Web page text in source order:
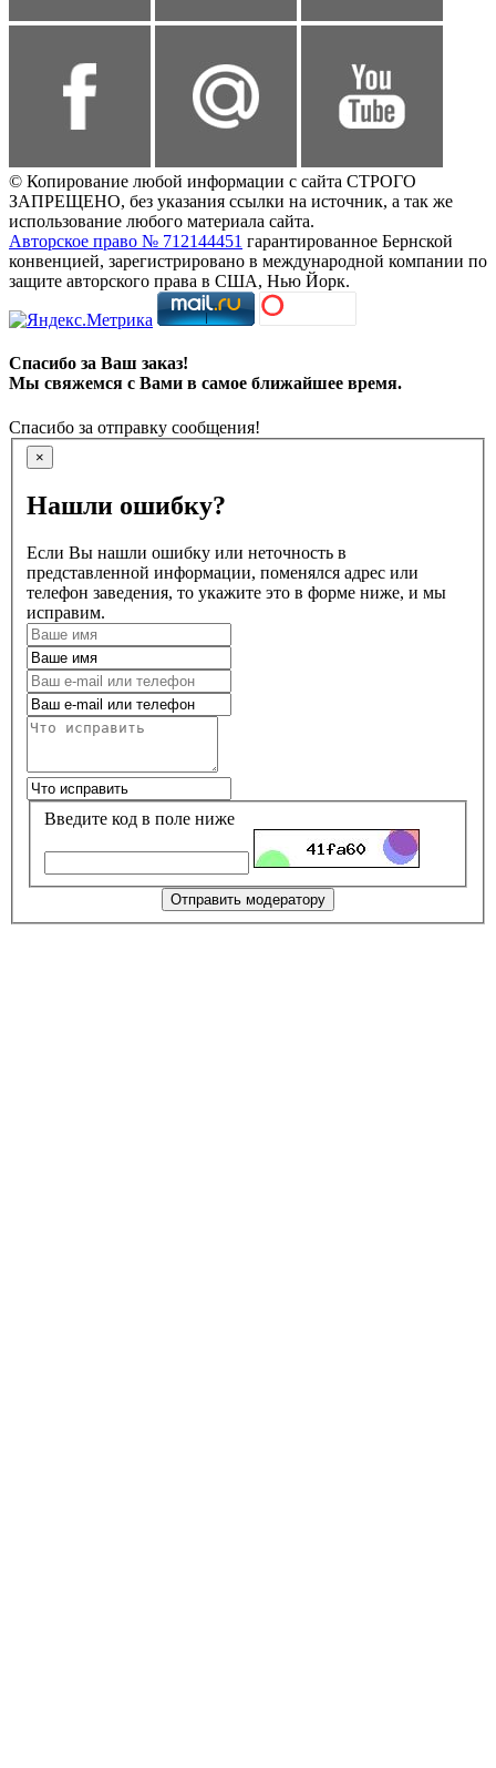
© Копирование любой информации с сайта СТРОГО
ЗАПРЕЩЕНО, без указания ссылки на источник, а так же
использование любого материала сайта.
Авторское право № 712144451 гарантированное Бернской
конвенцией, зарегистрировано в международной компании по
защите авторского права в США, Нью Йорк.
Спасибо за Ваш заказ!
Мы свяжемся с Вами в самое ближайшее время.
Спасибо за отправку сообщения!
×
Нашли ошибку?
Если Вы нашли ошибку или неточность в
представленной информации, поменялся адрес или
телефон заведения, то укажите это в форме ниже, и мы
исправим.
Введите код в поле ниже
Отправить модератору